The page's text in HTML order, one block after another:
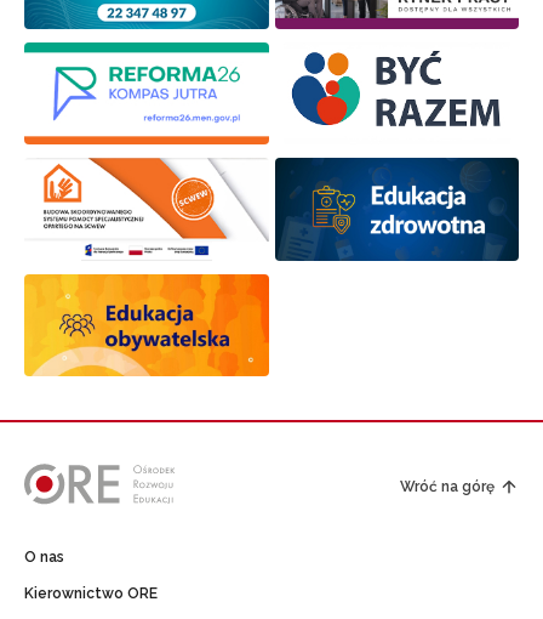
Wróć na górę
O nas
Kierownictwo ORE